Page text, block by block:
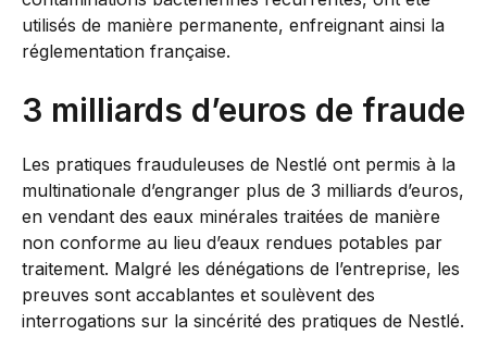
utilisés de manière permanente, enfreignant ainsi la
réglementation française.
3 milliards d’euros de fraude
Les pratiques frauduleuses de Nestlé ont permis à la
multinationale d’engranger plus de 3 milliards d’euros,
en vendant des eaux minérales traitées de manière
non conforme au lieu d’eaux rendues potables par
traitement. Malgré les dénégations de l’entreprise, les
preuves sont accablantes et soulèvent des
interrogations sur la sincérité des pratiques de Nestlé.